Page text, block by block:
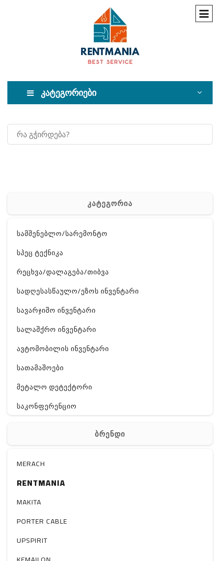
კატეგორიები
კატეგორია
სამშენებლო/სარემონტო
სპეც ტექნიკა
რეცხვა/დალაგება/თიბვა
სადღესასწაულო/ეზოს ინვენტარი
სავარჯიშო ინვენტარი
სალაშქრო ინვენტარი
ავტომობილის ინვენტარი
სათამაშოები
მეტალო დეტექტორი
საკონფერენციო
ბრენდი
MERACH
RENTMANIA
MAKITA
PORTER CABLE
UPSPIRIT